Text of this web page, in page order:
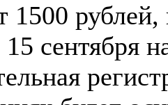
1500
15 сентября